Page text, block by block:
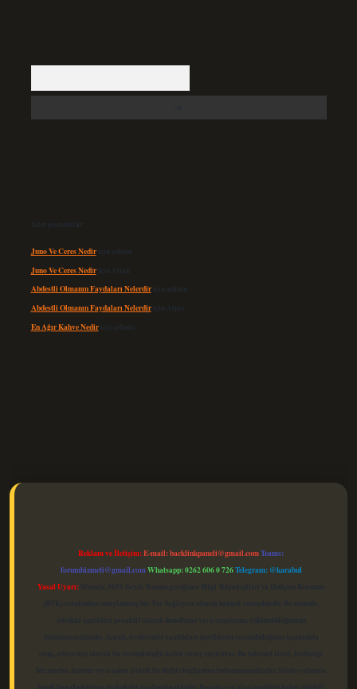
Son yorumlar
Juno Ve Ceres Nediriçin admin
Juno Ve Ceres Nediriçin Altan
Abdestli Olmanın Faydaları Nelerdiriçin admin
Abdestli Olmanın Faydaları Nelerdiriçin Alper
En Ağır Kahve Nediriçin admin
Reklam ve İletişim:E-mail:backlinkpaneli@gmail.comTeams:
forumhizmeti@gmail.comWhatsapp: 0262 606 0 726Telegram: @karabul
Yasal Uyarı: